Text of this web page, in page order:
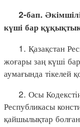
2-бап.
күші бар
1. Қазақстан
жоғары заң күші
аумағында тікелей
2. Осы
Республикасы
қайшылықтар